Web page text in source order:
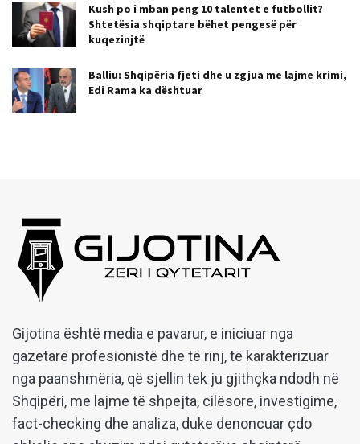
Kush po i mban peng 10 talentet e futbollit?
Shtetësia shqiptare bëhet pengesë për
kuqezinjtë
Balliu: Shqipëria fjeti dhe u zgjua me lajme krimi,
Edi Rama ka dështuar
Gijotina është media e pavarur, e iniciuar nga
gazetarë profesionistë dhe të rinj, të karakterizuar
nga paanshmëria, që sjellin tek ju gjithçka ndodh në
Shqipëri, me lajme të shpejta, cilësore, investigime,
fact-checking dhe analiza, duke denoncuar çdo